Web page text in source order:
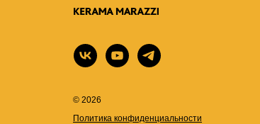
© 2026
Политика конфиденциальности